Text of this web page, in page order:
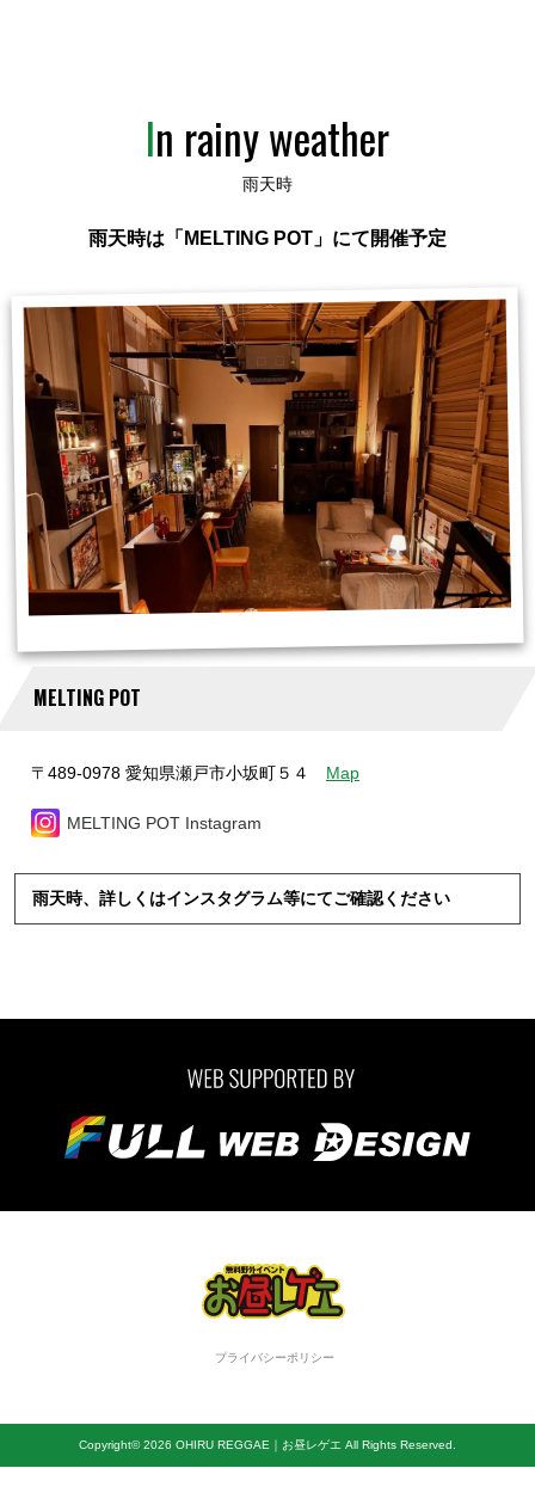
In rainy weather
雨天時
雨天時は「MELTING POT」にて開催予定
MELTING POT
〒489-0978 愛知県瀬戸市小坂町５４ Map
MELTING POT Instagram
雨天時、詳しくはインスタグラム等にてご確認ください
プライバシーポリシー
Copyright© 2026 OHIRU REGGAE｜お昼レゲエ All Rights Reserved.